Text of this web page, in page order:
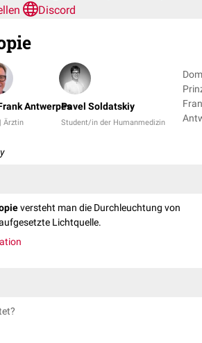
Discord
Antwerpes
Ärztin
Pavel Soldatskiy
Student/in der Humanmedizin
versteht man die Durchleuchtung von
Lichtquelle.
unterschiedlichen Zwecken genutzt werden: